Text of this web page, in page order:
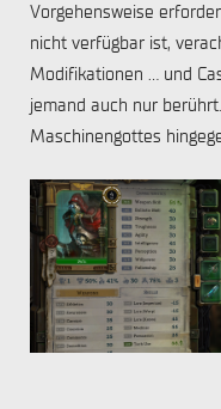
Vorgehensweise
nicht verfügbar ist,
Modifikationen ... und
jemand auch nur
Maschinengottes